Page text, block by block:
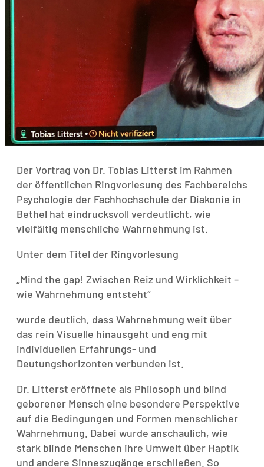
Der Vortrag von Dr. Tobias Litterst im Rahmen
der öffentlichen Ringvorlesung des Fachbereichs
Psychologie der Fachhochschule der Diakonie in
Bethel hat eindrucksvoll verdeutlicht, wie
vielfältig menschliche Wahrnehmung ist.
Unter dem Titel der Ringvorlesung
„Mind the gap! Zwischen Reiz und Wirklichkeit –
wie Wahrnehmung entsteht“
wurde deutlich, dass Wahrnehmung weit über
das rein Visuelle hinausgeht und eng mit
individuellen Erfahrungs- und
Deutungshorizonten verbunden ist.
Dr. Litterst eröffnete als Philosoph und blind
geborener Mensch eine besondere Perspektive
auf die Bedingungen und Formen menschlicher
Wahrnehmung. Dabei wurde anschaulich, wie
stark blinde Menschen ihre Umwelt über Haptik
und andere Sinneszugänge erschließen. So